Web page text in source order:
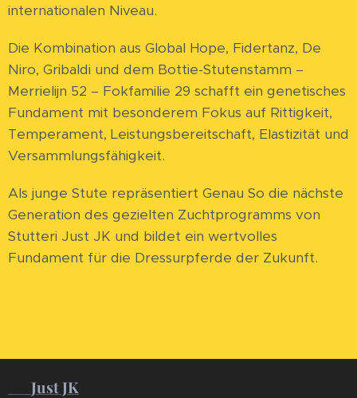
internationalen Niveau.
Die Kombination aus Global Hope, Fidertanz, De
Niro, Gribaldi und dem Bottie-Stutenstamm –
Merrielijn 52 – Fokfamilie 29 schafft ein genetisches
Fundament mit besonderem Fokus auf Rittigkeit,
Temperament, Leistungsbereitschaft, Elastizität und
Versammlungsfähigkeit.
Als junge Stute repräsentiert Genau So die nächste
Generation des gezielten Zuchtprogramms von
Stutteri Just JK und bildet ein wertvolles
Fundament für die Dressurpferde der Zukunft.
Just JK